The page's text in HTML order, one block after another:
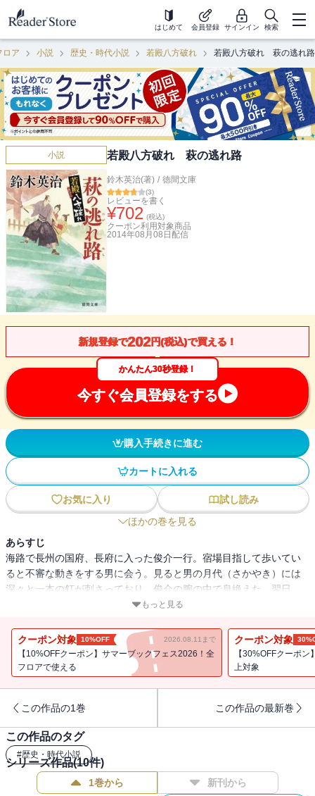
はじめて 会員登録 サインイン 検索
ロア 小説 歴史・時代小説 若殿八方破れ 若殿八方破れ 萩の逃れ路
小説 若殿八方破れ 萩の逃れ路
鈴木英治(著) / 徳間文庫
(3)
レビューを書く
¥702 (税込)
クーポン利用対象商品
2014年08月08日 配信
新規登録で202円(税込)で買える！
かんたん30秒登録！
今すぐ会員登録をする
購入手続きに進む
カートに入れる
お気に入り
試し読み
ほかの巻を見る
あらすじ
海路で長州の国府、長府に入った俊介一行。宿場目指して歩いてい
ると不審な動きをする男に会う。見ると男の月代（さかやき）には
深々と一本の釘が刺さっており、俊介の腕の中で息絶えた。翌日、
名刹功山寺を訪れた一行は、侍十人に襲われる二人の幼い姉妹を助
屋の大店、若松屋の娘であるという。俊介は姉妹を萩まで逃がす決
意をするが……。傑作廻国活劇第六巻。
もっと見る
クーポン対象 10%OFF 2026.08.11まで
【10%OFFクーポン】サマーブックフェス2026！全
フロアで使える
クーポン対象
【30%OFFクーポ
上対象
この作品の1巻 この作品の最新巻
この作品のタグ
#歴史・時代小説
シリーズ作品(10件)
1巻から 新刊から